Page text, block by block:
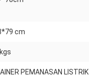
cm
PEMANASAN LISTRIK